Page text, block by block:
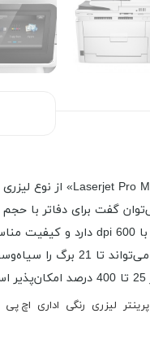
پرینتر لیزری رنگی اداری اچ پی